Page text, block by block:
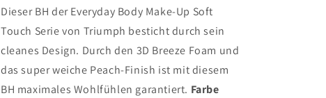
EX EX
Dieser BH der Everyday Body Make-Up Soft
Touch Serie von Triumph besticht durch sein
cleanes Design. Durch den 3D Breeze Foam und
das super weiche Peach-Finish ist mit diesem
BH maximales Wohlfühlen garantiert. Farbe